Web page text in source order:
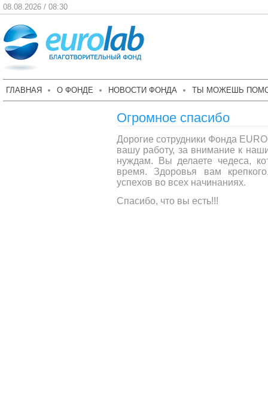
08.08.2026 / 08:30
ГЛАВНАЯ О ФОНДЕ НОВОСТИ ФОНДА ТЫ МОЖЕШЬ
Огромное спасибо
Дорогие сотрудники Фонда
вашу работу, за внимание к
нуждам. Вы делаете чедеса,
время. Здоровья вам
успехов во всех начинаниях.
Спасибо, что вы есть!!!